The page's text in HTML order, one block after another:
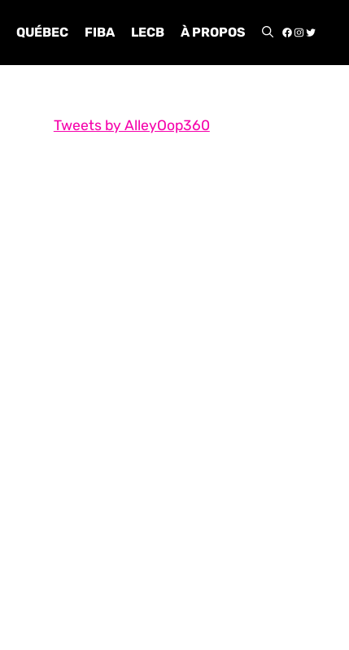
QUÉBEC FIBA LECB À PROPOS
Tweets by AlleyOop360